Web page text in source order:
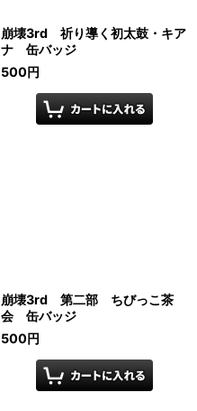
崩壊3rd 祈り導く初太鼓・キア
ナ 缶バッジ
500円
崩壊3rd 第二部 ちびっこ茶
会 缶バッジ
500円